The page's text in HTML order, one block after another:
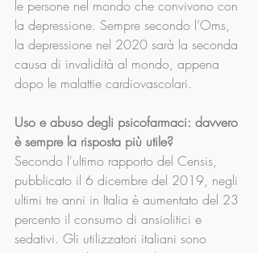
le persone nel mondo che convivono con
la depressione. Sempre secondo l’Oms,
la depressione nel 2020 sarà la seconda
causa di invalidità al mondo, appena
dopo le malattie cardiovascolari.
Uso e abuso degli psicofarmaci: davvero
è sempre la risposta più utile?
Secondo l'ultimo rapporto del Censis,
pubblicato il 6 dicembre del 2019, negli
ultimi tre anni in Italia è aumentato del 23
percento il consumo di ansiolitici e
sedativi. Gli utilizzatori italiani sono